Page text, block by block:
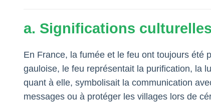
a. Significations
En France, la fumée et le feu ont toujours été
gauloise, le feu représentait la purification, la
quant à elle, symbolisait la communication
messages ou à protéger les villages lors de